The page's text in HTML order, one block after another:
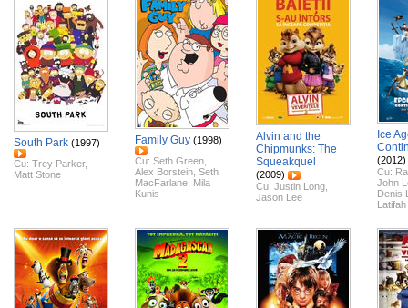
South Park (1997)
Cu: Trey Parker,
Matt Stone
Family Guy (1998)
Cu: Seth Green
Alex Borstein Seth
MacFarlane Mila
Kunis
Alvin and the
Chipmunks: The
Squeakquel
(2009)
Cu: Justin Long
Jason Lee
Ice
(2012)
Cu:
John
Denis
Latifah